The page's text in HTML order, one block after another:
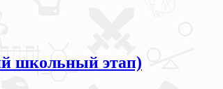
школьный этап)